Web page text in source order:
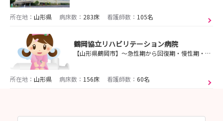
所在地： 山形県 病床数： 283床 看護師数： 105名
鶴岡協立リハビリテーション病院
【山形県鶴岡市】～急性期から回復期・慢性期・在宅まで～地域医療を支える地元に愛される病院です。U・Iターンの学生さん、お待ちしています。
所在地： 山形県 病床数： 156床 看護師数： 60名